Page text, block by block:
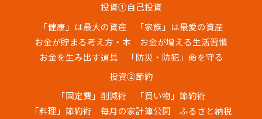
投資①自己投資
「健康」は最大の資産
「家族」は最愛の資産
お金が貯まる考え方・本
お金が増える生活習慣
お金を生み出す道具
「防災・防犯」命を守る
投資②節約
「固定費」削減術
「買い物」節約術
「料理」節約術
毎月の家計簿公開 ふるさと納税